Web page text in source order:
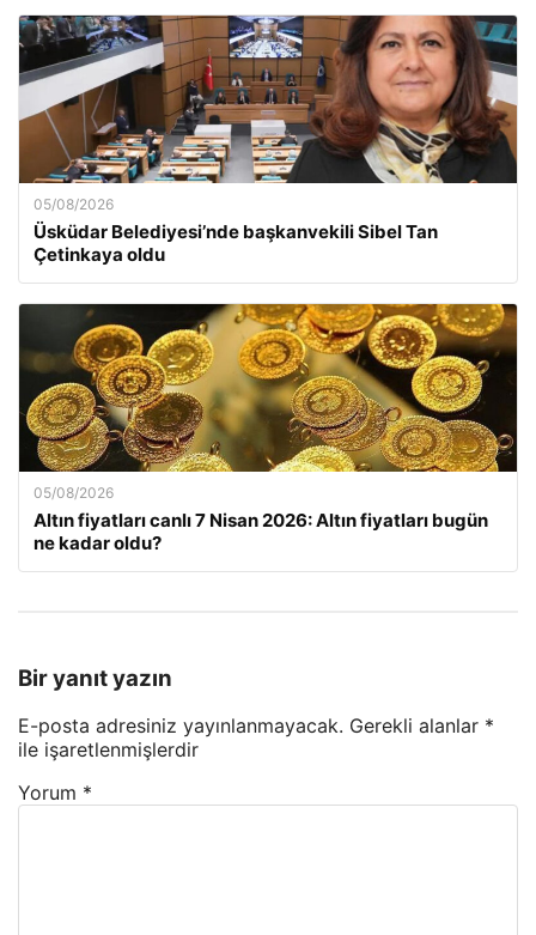
05/08/2026
Üsküdar Belediyesi’nde başkanvekili Sibel Tan
Çetinkaya oldu
05/08/2026
Altın fiyatları canlı 7 Nisan 2026: Altın fiyatları bugün
ne kadar oldu?
Bir yanıt yazın
E-posta adresiniz yayınlanmayacak. Gerekli alanlar *
ile işaretlenmişlerdir
Yorum *